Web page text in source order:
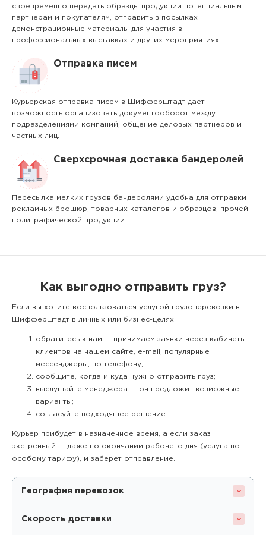
своевременно передать образцы продукции потенциальным
партнерам и покупателям, отправить в посылках
демонстрационные материалы для участия в
профессиональных выставках и других мероприятиях.
Отправка писем
Курьерская отправка писем в Шифферштадт дает
возможность организовать документооборот между
подразделениями компаний, общение деловых партнеров и
частных лиц.
Сверхсрочная доставка бандеролей
Пересылка мелких грузов бандеролями удобна для отправки
рекламных брошюр, товарных каталогов и образцов, прочей
полиграфической продукции.
Как выгодно отправить груз?
Если вы хотите воспользоваться услугой грузоперевозки в
Шифферштадт в личных или бизнес-целях:
обратитесь к нам — принимаем заявки через кабинеты
клиентов на нашем сайте, e-mail, популярные
мессенджеры, по телефону;
сообщите, когда и куда нужно отправить груз;
выслушайте менеджера — он предложит возможные
варианты;
согласуйте подходящее решение.
Курьер прибудет в назначенное время, а если заказ
экстренный — даже по окончании рабочего дня (услуга по
особому тарифу), и заберет отправление.
География перевозок
Скорость доставки